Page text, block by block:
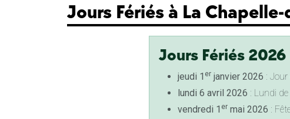
Jours Fériés à La
Jours Fériés 2026
jeudi 1 erjanvier 2026 : Jour
lundi 6 avril 2026 : Lundi
vendredi 1 ermai 2026 :